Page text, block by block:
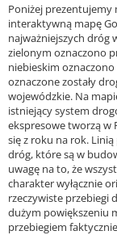
Poniżej prezentujemy
interaktywną mapę
najważniejszych dróg
zielonym oznaczono
niebieskim
oznaczone zostały
wojewódzkie. Na
istniejący system
ekspresowe tworzą w
się z roku na rok.
dróg, które są w
uwagę na to, że
charakter wyłącznie
rzeczywiste przebiegi
dużym powiększeniu
przebiegiem